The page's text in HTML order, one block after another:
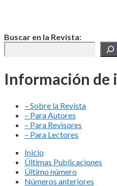
Buscar en la Revista:
Información de
– Sobre la Revista
– Para Autores
– Para Revisores
– Para Lectores
Inicio
Últimas Publicaciones
Último número
Números anteriores